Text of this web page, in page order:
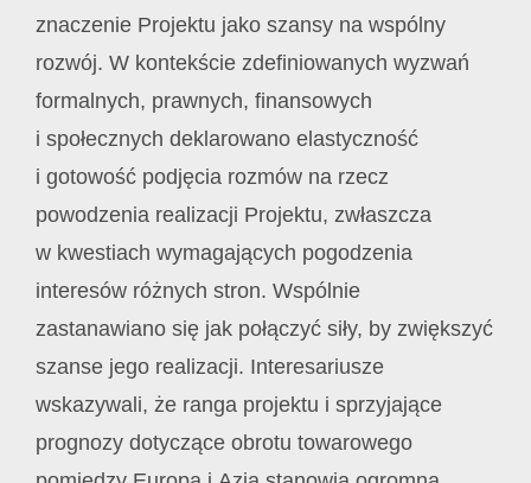
znaczenie Projektu jako szansy na wspólny
rozwój. W kontekście zdefiniowanych wyzwań
formalnych, prawnych, finansowych
i społecznych deklarowano elastyczność
i gotowość podjęcia rozmów na rzecz
powodzenia realizacji Projektu, zwłaszcza
w kwestiach wymagających pogodzenia
interesów różnych stron. Wspólnie
zastanawiano się jak połączyć siły, by zwiększyć
szanse jego realizacji. Interesariusze
wskazywali, że ranga projektu i sprzyjające
prognozy dotyczące obrotu towarowego